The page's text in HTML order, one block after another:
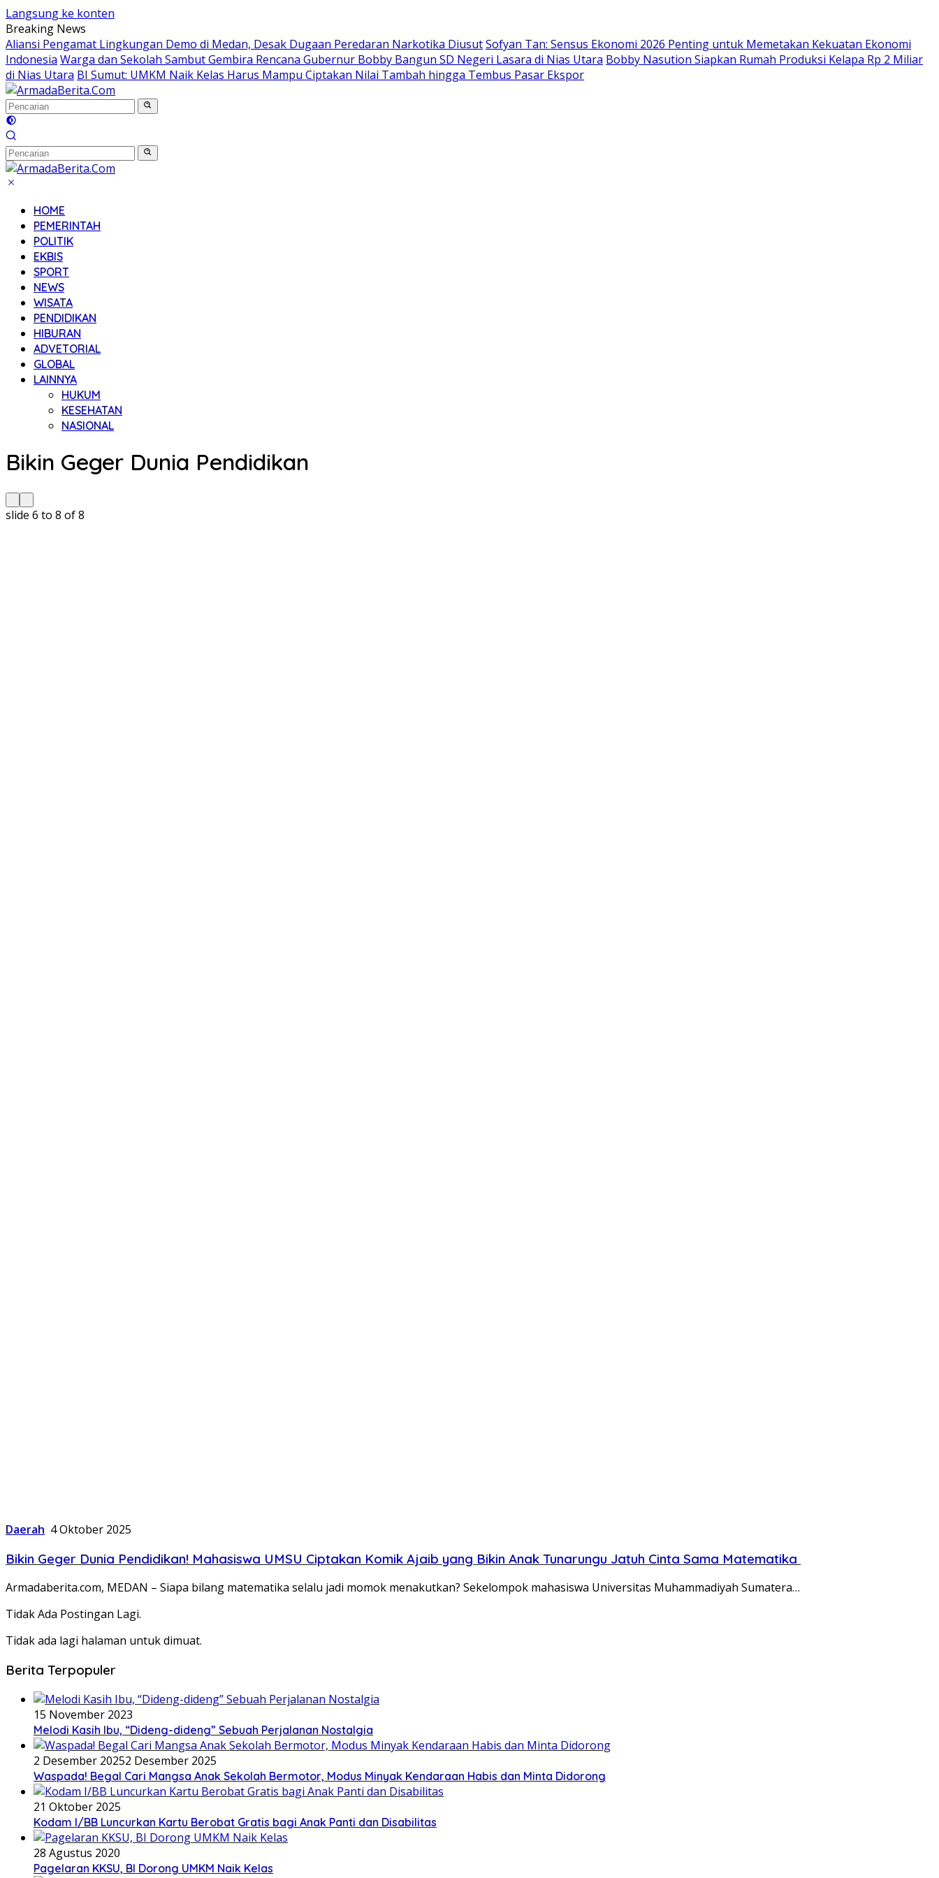
Langsung ke konten
Breaking News
Aliansi Pengamat Lingkungan Demo di Medan, Desak Dugaan Peredaran Narkotika DiusutSofyan Tan: Sensus Ekonomi 2026 Penting untuk Memetakan Kekuatan Ekonomi
Indonesia Warga dan Sekolah Sambut Gembira Rencana Gubernur Bobby Bangun SD Negeri Lasara di Nias Utara Bobby Nasution Siapkan Rumah Produksi Kelapa Rp 2 Miliar
di Nias Utara BI Sumut: UMKM Naik Kelas Harus Mampu Ciptakan Nilai Tambah hingga Tembus Pasar Ekspor
HOME
PEMERINTAH
POLITIK
EKBIS
SPORT
NEWS
WISATA
PENDIDIKAN
HIBURAN
ADVETORIAL
GLOBAL
LAINNYA
HUKUM
KESEHATAN
NASIONAL
Bikin Geger Dunia Pendidikan
slide 6 to 8 of 8
Daerah 4 Oktober 2025
Bikin Geger Dunia Pendidikan! Mahasiswa UMSU Ciptakan Komik Ajaib yang Bikin Anak Tunarungu Jatuh Cinta Sama Matematika
Armadaberita.com, MEDAN – Siapa bilang matematika selalu jadi momok menakutkan? Sekelompok mahasiswa Universitas Muhammadiyah Sumatera…
Tidak Ada Postingan Lagi.
Tidak ada lagi halaman untuk dimuat.
Berita Terpopuler
15 November 2023
Melodi Kasih Ibu, “Dideng-dideng” Sebuah Perjalanan Nostalgia
2 Desember 20252 Desember 2025
Waspada! Begal Cari Mangsa Anak Sekolah Bermotor, Modus Minyak Kendaraan Habis dan Minta Didorong
21 Oktober 2025
Kodam I/BB Luncurkan Kartu Berobat Gratis bagi Anak Panti dan Disabilitas
28 Agustus 2020
Pagelaran KKSU, BI Dorong UMKM Naik Kelas